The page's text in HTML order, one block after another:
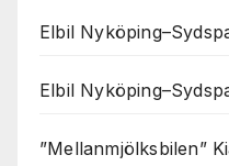
Elbil
Elbil
”Mellanmjölksbilen”